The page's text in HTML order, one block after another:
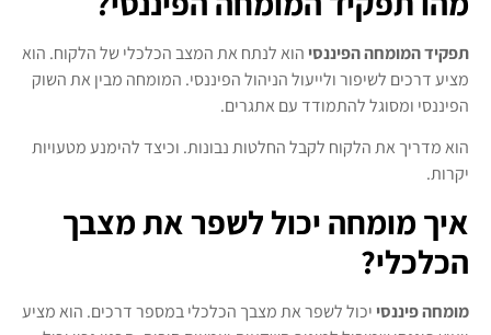
תפקיד המומחה הפיננסיהוא לנתח את המצב הכלכלי של הלקוח. הוא
מציע דרכים לשיפור ולייעול הניהול הפיננסי. המומחה מבין את השוק
הפיננסי ומסוגל להתמודד עם אתגרים.
הוא מדריך את הלקוח לקבל החלטות נבונות. וכיצד להימנע מטעויות
יקרות.
איך מומחה יכול לשפר את מצבך
הכלכלי?
מומחה פיננסייכול לשפר את מצבך הכלכלי במספר דרכים. הוא מציע